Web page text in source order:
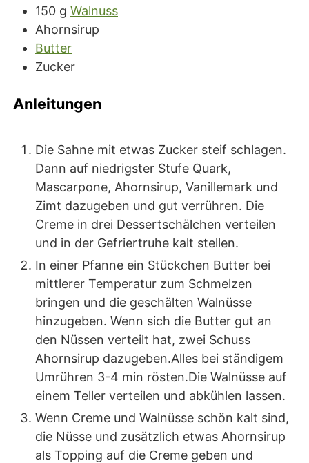
150 g Walnuss
Ahornsirup
Butter
Zucker
Anleitungen
Die Sahne mit etwas Zucker steif schlagen.
Dann auf niedrigster Stufe Quark,
Mascarpone, Ahornsirup, Vanillemark und
Zimt dazugeben und gut verrühren. Die
Creme in drei Dessertschälchen verteilen
und in der Gefriertruhe kalt stellen.
In einer Pfanne ein Stückchen Butter bei
mittlerer Temperatur zum Schmelzen
bringen und die geschälten Walnüsse
hinzugeben. Wenn sich die Butter gut an
den Nüssen verteilt hat, zwei Schuss
Ahornsirup dazugeben.Alles bei ständigem
Umrühren 3-4 min rösten.Die Walnüsse auf
einem Teller verteilen und abkühlen lassen.
Wenn Creme und Walnüsse schön kalt sind,
die Nüsse und zusätzlich etwas Ahornsirup
als Topping auf die Creme geben und